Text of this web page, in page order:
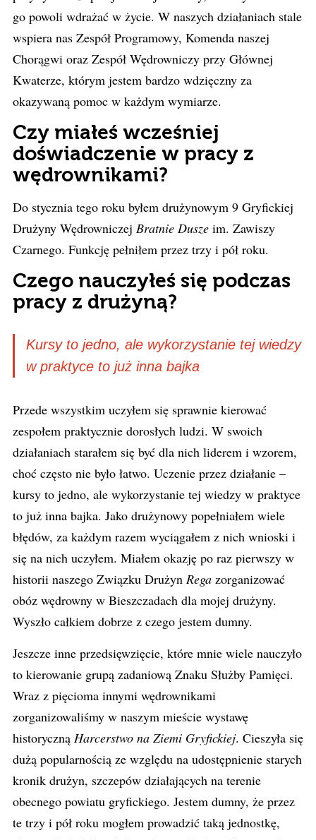
go powoli wdrażać w życie. W naszych działaniach stale
wspiera nas Zespół Programowy, Komenda naszej
Chorągwi oraz Zespół Wędrowniczy przy Głównej
Kwaterze, którym jestem bardzo wdzięczny za
okazywaną pomoc w każdym wymiarze.
Czy miałeś wcześniej
doświadczenie w pracy z
wędrownikami?
Do stycznia tego roku byłem drużynowym 9 Gryfickiej
Drużyny Wędrowniczej Bratnie Dusze im. Zawiszy
Czarnego. Funkcję pełniłem przez trzy i pół roku.
Czego nauczyłeś się podczas
pracy z drużyną?
Kursy to jedno, ale wykorzystanie tej wiedzy
w praktyce to już inna bajka
Przede wszystkim uczyłem się sprawnie kierować
zespołem praktycznie dorosłych ludzi. W swoich
działaniach starałem się być dla nich liderem i wzorem,
choć często nie było łatwo. Uczenie przez działanie –
kursy to jedno, ale wykorzystanie tej wiedzy w praktyce
to już inna bajka. Jako drużynowy popełniałem wiele
błędów, za każdym razem wyciągałem z nich wnioski i
się na nich uczyłem. Miałem okazję po raz pierwszy w
historii naszego Związku Drużyn Rega zorganizować
obóz wędrowny w Bieszczadach dla mojej drużyny.
Wyszło całkiem dobrze z czego jestem dumny.
Jeszcze inne przedsięwzięcie, które mnie wiele nauczyło
to kierowanie grupą zadaniową Znaku Służby Pamięci.
Wraz z pięcioma innymi wędrownikami
zorganizowaliśmy w naszym mieście wystawę
historyczną Harcerstwo na Ziemi Gryfickiej. Cieszyła się
dużą popularnością ze względu na udostępnienie starych
kronik drużyn, szczepów działających na terenie
obecnego powiatu gryfickiego. Jestem dumny, że przez
te trzy i pół roku mogłem prowadzić taką jednostkę,